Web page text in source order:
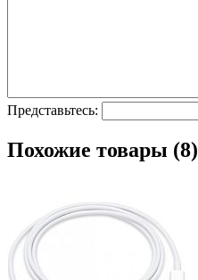
Представьтесь:
Похожие товары (8)